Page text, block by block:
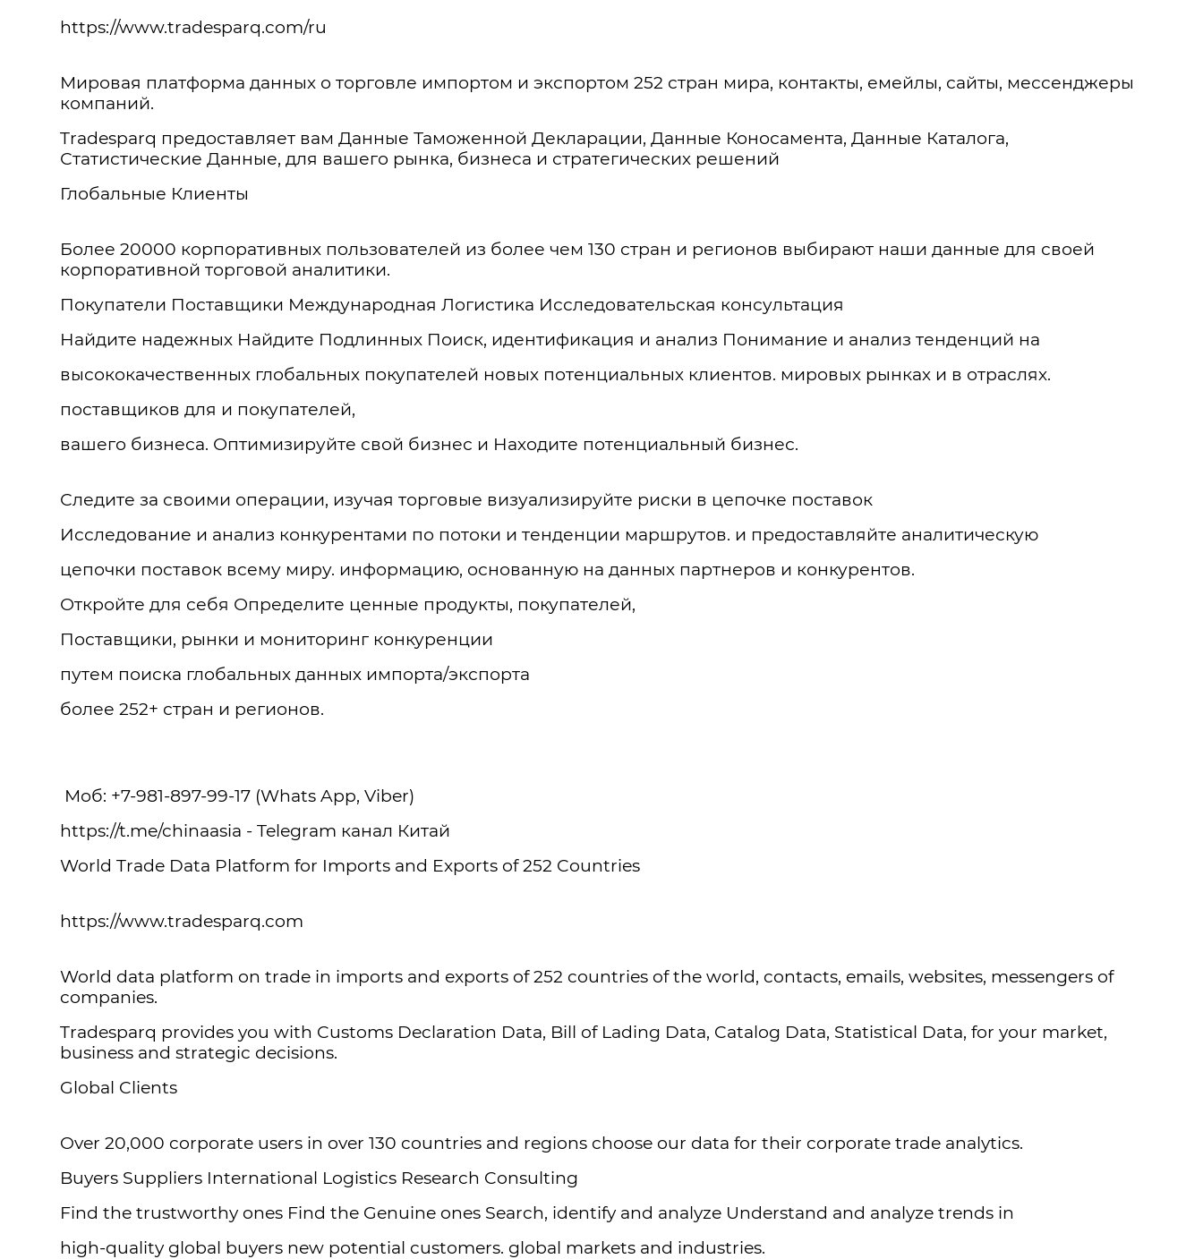
https://www.tradesparq.com/ru
Мировая платформа данных о торговле импортом и экспортом 252 стран мира, контакты, емейлы, сайты, мессенджеры
компаний.
Tradesparq предоставляет вам Данные Таможенной Декларации, Данные Коносамента, Данные Каталога,
Статистические Данные, для вашего рынка, бизнеса и стратегических решений
Глобальные Клиенты
Более 20000 корпоративных пользователей из более чем 130 стран и регионов выбирают наши данные для своей
корпоративной торговой аналитики.
Покупатели Поставщики Международная Логистика Исследовательская консультация
Найдите надежных Найдите Подлинных Поиск, идентификация и анализ Понимание и анализ тенденций на
высококачественных глобальных покупателей новых потенциальных клиентов. мировых рынках и в отраслях.
поставщиков для и покупателей,
вашего бизнеса. Оптимизируйте свой бизнес и Находите потенциальный бизнес.
Следите за своими операции, изучая торговые визуализируйте риски в цепочке поставок
Исследование и анализ конкурентами по потоки и тенденции маршрутов. и предоставляйте аналитическую
цепочки поставок всему миру. информацию, основанную на данных партнеров и конкурентов.
Откройте для себя Определите ценные продукты, покупателей,
Поставщики, рынки и мониторинг конкуренции
путем поиска глобальных данных импорта/экспорта
более 252+ стран и регионов.
Моб: +7-981-897-99-17 (Whats App, Viber)
https://t.me/chinaasia - Telegram канал Китай
World Trade Data Platform for Imports and Exports of 252 Countries
https://www.tradesparq.com
World data platform on trade in imports and exports of 252 countries of the world, contacts, emails, websites, messengers of
companies.
Tradesparq provides you with Customs Declaration Data, Bill of Lading Data, Catalog Data, Statistical Data, for your market,
business and strategic decisions.
Global Clients
Over 20,000 corporate users in over 130 countries and regions choose our data for their corporate trade analytics.
Buyers Suppliers International Logistics Research Consulting
Find the trustworthy ones Find the Genuine ones Search, identify and analyze Understand and analyze trends in
high-quality global buyers new potential customers. global markets and industries.